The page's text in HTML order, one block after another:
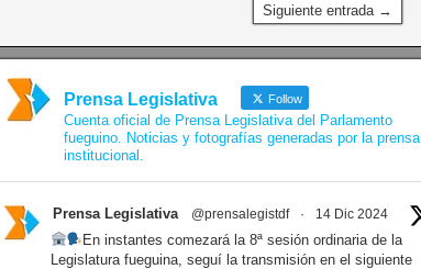
Siguiente entrada →
Prensa Legislativa Follow
Cuenta oficial de Prensa Legislativa del Parlamento
fueguino. Noticias y fotografías generadas por la prensa
institucional.
Prensa Legislativa @prensalegistdf · 14 Dic 2024
En instantes comezará la 8ª sesión ordinaria de la
Legislatura fueguina, seguí la transmisión en el siguiente